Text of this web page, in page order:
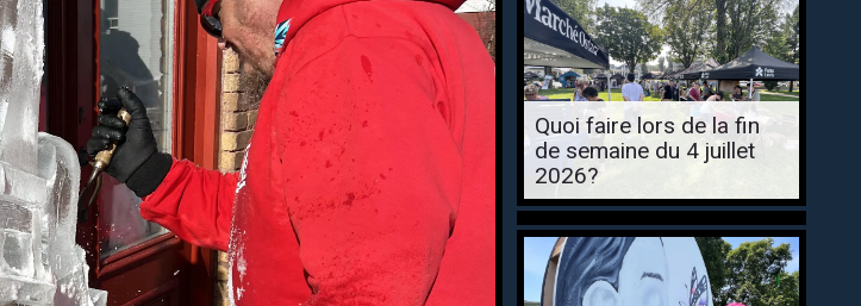
Quoi faire lors de la fin
de semaine du 4 juillet
2026?